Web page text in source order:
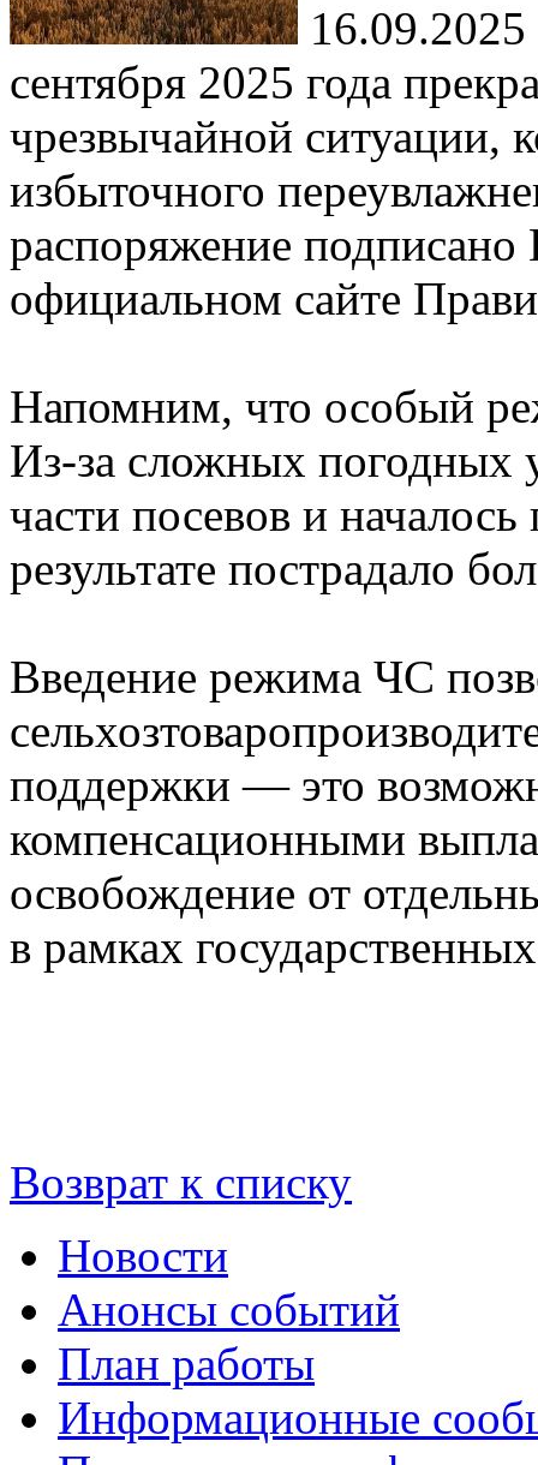
16.09.2025
сентября 2025 года
чрезвычайной ситуации,
избыточного
распоряжение подписано
официальном сайте
Напомним, что особый
Из-за сложных погодных
части посевов и
результате пострадало
Введение режима ЧС
поддержки — это
компенсационными
освобождение от
в рамках
Возврат к списку
Новости
Анонсы событий
План работы
Информационные